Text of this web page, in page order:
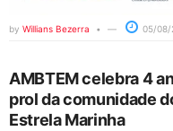
by Willians Bezerra 05/08/
AMBTEM celebra 4
prol da comunidade
Estrela Marinha